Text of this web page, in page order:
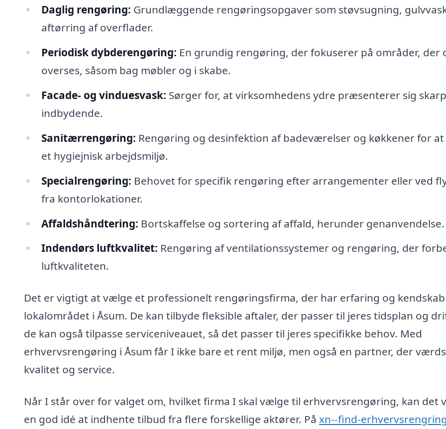
Daglig rengøring: Grundlæggende rengøringsopgaver som støvsugning,
aftørring af overflader.
Periodisk dybderengøring: En grundig rengøring, der fokuserer på områder, der
overses, såsom bag møbler og i skabe.
Facade- og vinduesvask: Sørger for, at virksomhedens ydre præsenterer sig
indbydende.
Sanitærrengøring: Rengøring og desinfektion af badeværelser og køkkener for at
et hygiejnisk arbejdsmiljø.
Specialrengøring: Behovet for specifik rengøring efter arrangementer eller ved
fra kontorlokationer.
Affaldshåndtering: Bortskaffelse og sortering af affald, herunder genanvendelse.
Indendørs luftkvalitet: Rengøring af ventilationssystemer og rengøring, der
luftkvaliteten.
Det er vigtigt at vælge et professionelt rengøringsfirma, der har erfaring og
lokalområdet i Åsum. De kan tilbyde fleksible aftaler, der passer til jeres tidsplan og
de kan også tilpasse serviceniveauet, så det passer til jeres specifikke behov. Med
erhvervsrengøring i Åsum får I ikke bare et rent miljø, men også en partner, der
kvalitet og service.
Når I står over for valget om, hvilket firma I skal vælge til erhvervsrengøring, kan det
en god idé at indhente tilbud fra flere forskellige aktører. På xn--find-